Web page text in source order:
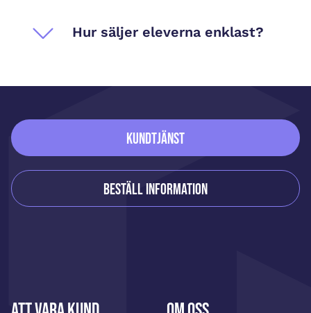
Hur säljer eleverna enklast?
Kundtjänst
Beställ information